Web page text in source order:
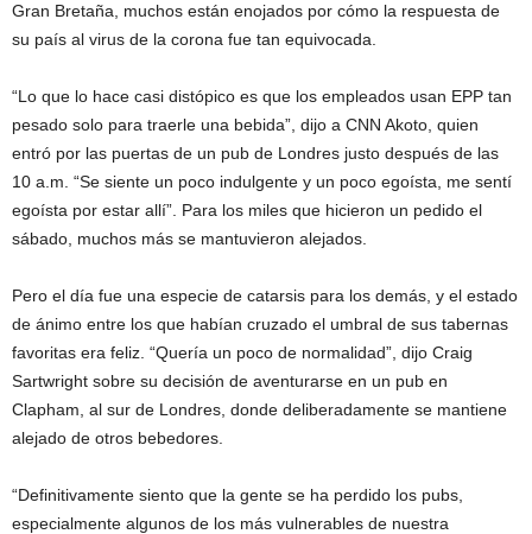
Gran Bretaña, muchos están enojados por cómo la respuesta de
su país al virus de la corona fue tan equivocada.
“Lo que lo hace casi distópico es que los empleados usan EPP tan
pesado solo para traerle una bebida”, dijo a CNN Akoto, quien
entró por las puertas de un pub de Londres justo después de las
10 a.m. “Se siente un poco indulgente y un poco egoísta, me sentí
egoísta por estar allí”. Para los miles que hicieron un pedido el
sábado, muchos más se mantuvieron alejados.
Pero el día fue una especie de catarsis para los demás, y el estado
de ánimo entre los que habían cruzado el umbral de sus tabernas
favoritas era feliz. “Quería un poco de normalidad”, dijo Craig
Sartwright sobre su decisión de aventurarse en un pub en
Clapham, al sur de Londres, donde deliberadamente se mantiene
alejado de otros bebedores.
“Definitivamente siento que la gente se ha perdido los pubs,
especialmente algunos de los más vulnerables de nuestra